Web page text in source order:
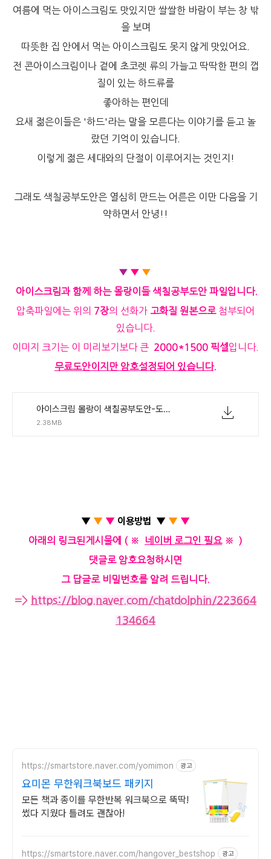
여름에 먹는 아이스크림도 맛있지만 쌀쌀한 바람이 부는 창 밖
을 보며
따뜻한 집 안에서 먹는 아이스크림도 못지 않게 맛있어요.
전 콘아이스크림이나 겉에 초코렛 류의 가늘고 딱딱한 편의 껍
질이 있는 하드류를
좋아하는 편인데
요새 젊은이들은 '하드'라는 말을 모른다는 이야기를 듣고 놀
랐던 기억이 있습니다.
이렇게 젊은 세대와의 단절이 이루어지는 것인지!
그래도 색칠공부도안은 열심히 만드는 어른은 이만 다음을 기
약하면서 안녕!!
▼ ▼▼
아이스크림과 함께 하는 몰랑이들 색칠공부도안 파일입니다.
압축파일에는 위의 7장의 선화가 고화질 원본으로첨부되어
있습니다.
이미지 크기는 이 미리보기보다 큰 2000*1500 픽셀입니다.
무료도안이지만 암호설정되어 있습니다.
아이스크림 몰랑이 색칠공부도안-도깨비불 작업실.zip
2.38MB
▼ ▼ ▼ 이용방법 ▼ ▼ ▼
아래의 링크된게시물에 ( ※ 네이버 로그인 필요※ )
댓글로 암호요청하시면
그 답글로 비밀번호를 알려 드립니다.
=> https://blog.naver.com/chatdolphin/223664
134664
https://smartstore.naver.com/yomimon 광고
요미몬 무한워크북보드 패키지
모든 책과 종이를 무한반복 워크북으로 뚝딱!
썼다 지웠다 틀려도 괜찮아!
https://smartstore.naver.com/hangover_bestshop 광고